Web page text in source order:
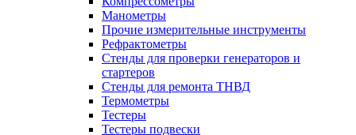
Манометры
Прочие измерительные инструменты
Рефрактометры
Стенды для проверки генераторов и
стартеров
Стенды для ремонта ТНВД
Термометры
Тестеры
Тестеры подвески